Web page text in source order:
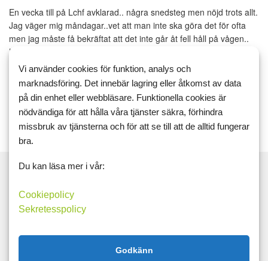
En vecka till på Lchf avklarad.. några snedsteg men nöjd trots allt.
Jag väger mig måndagar..vet att man inte ska göra det för ofta
men jag måste få bekräftat att det inte går åt fell håll på vågen..
Känner mig lite uppblåst ikväll men ve...
Läs mer
Sök
Taggar
Vi använder cookies för funktion, analys och
marknadsföring. Det innebär lagring eller åtkomst av data
på din enhet eller webbläsare. Funktionella cookies är
nödvändiga för att hålla våra tjänster säkra, förhindra
missbruk av tjänsterna och för att se till att de alltid fungerar
bra.
Du kan läsa mer i vår:
Cookiepolicy
Sekretesspolicy
Godkänn